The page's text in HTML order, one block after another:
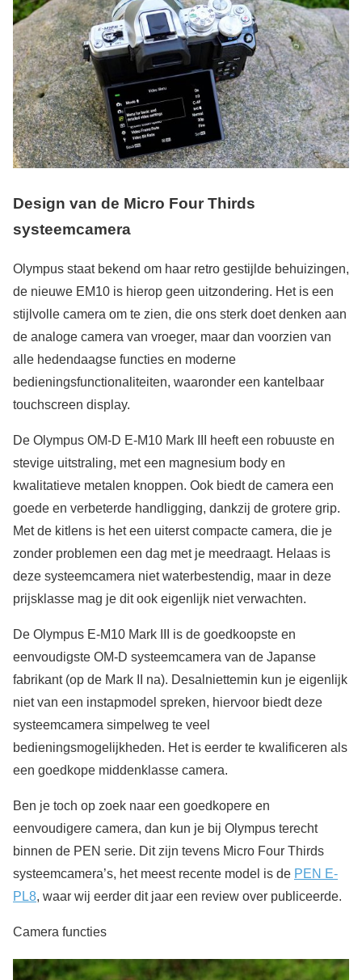
Design van de Micro Four Thirds
systeemcamera
Olympus staat bekend om haar retro gestijlde behuizingen,
de nieuwe EM10 is hierop geen uitzondering. Het is een
stijlvolle camera om te zien, die ons sterk doet denken aan
de analoge camera van vroeger, maar dan voorzien van
alle hedendaagse functies en moderne
bedieningsfunctionaliteiten, waaronder een kantelbaar
touchscreen display.
De Olympus OM-D E-M10 Mark III heeft een robuuste en
stevige uitstraling, met een magnesium body en
kwalitatieve metalen knoppen. Ook biedt de camera een
goede en verbeterde handligging, dankzij de grotere grip.
Met de kitlens is het een uiterst compacte camera, die je
zonder problemen een dag met je meedraagt. Helaas is
deze systeemcamera niet waterbestendig, maar in deze
prijsklasse mag je dit ook eigenlijk niet verwachten.
De Olympus E-M10 Mark III is de goedkoopste en
eenvoudigste OM-D systeemcamera van de Japanse
fabrikant (op de Mark II na). Desalniettemin kun je eigenlijk
niet van een instapmodel spreken, hiervoor biedt deze
systeemcamera simpelweg te veel
bedieningsmogelijkheden. Het is eerder te kwalificeren als
een goedkope middenklasse camera.
Ben je toch op zoek naar een goedkopere en
eenvoudigere camera, dan kun je bij Olympus terecht
binnen de PEN serie. Dit zijn tevens Micro Four Thirds
systeemcamera’s, het meest recente model is de PEN E-
PL8, waar wij eerder dit jaar een review over publiceerde.
Camera functies